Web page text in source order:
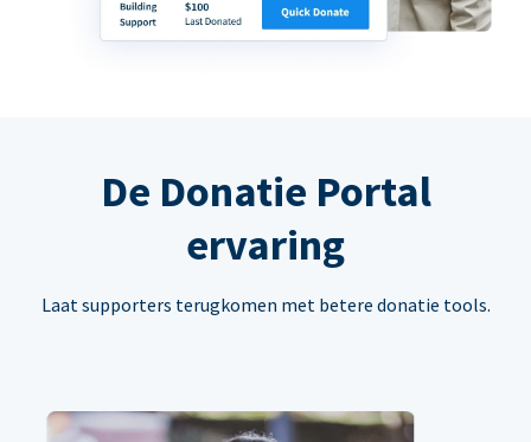
De Donatie Portal
ervaring
Laat supporters terugkomen met betere donatie tools.